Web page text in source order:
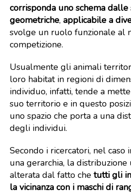
corrisponda uno schema
geometriche, applicabile a
svolge un ruolo funzionale al
competizione.
Usualmente gli animali
loro habitat in regioni di
individuo, infatti, tende a
suo territorio e in questo
uno spazio che porta a una
degli individui.
Secondo i ricercatori, nel caso
una gerarchia, la
alterata dal fatto che tutti gli
la vicinanza con i maschi di